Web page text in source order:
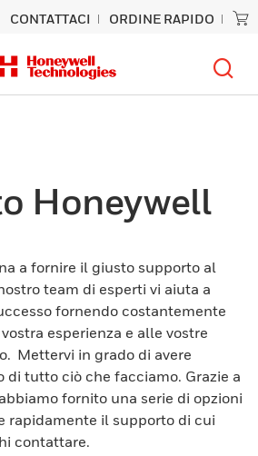
CONTATTACI ORDINE RAPIDO
Honeywell
a fornire il giusto supporto al
team di esperti vi aiuta a
fornendo costantemente
esperienza e alle vostre
Mettervi in grado di avere
di tutto ciò che facciamo. Grazie a
fornito una serie di opzioni
rapidamente il supporto di cui
contattare.